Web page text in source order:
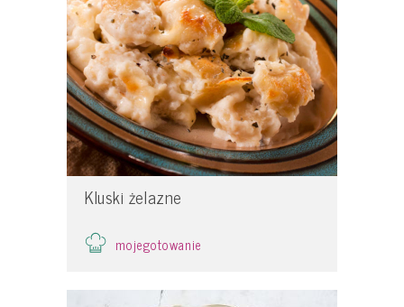
Kluski żelazne
mojegotowanie